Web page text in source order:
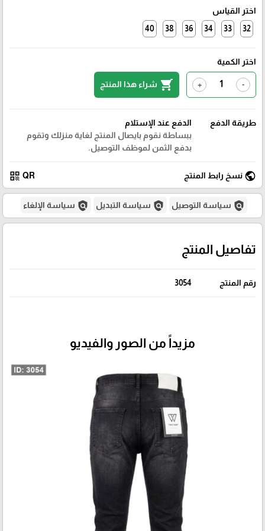
اختر القياس
32
33
34
36
38
40
اختر الكمية
-
+
shopping_cart شراء هذا المنتج
طريقة الدفع
الدفع عند الإستلام
ببساطة نقوم بايصال المنتج لغاية منزلك وتقوم
بدفع الثمن لموظف التوصيل.
public نسخ رابط المنتج QR
qr_code
policy سياسة التوصيل policy سياسة التبديل policy سياسة الإلغاء
تفاصيل المنتج
رقم المنتج 3054
مزيداً من الصور والفيديو